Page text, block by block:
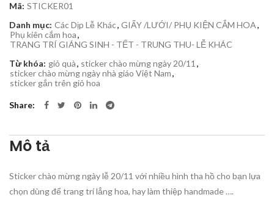
Mã: STICKER01
Danh mục: Các Dịp Lễ Khác, GIẤY /LƯỚI/ PHỤ KIỆN CẮM HOA,
Phụ kiên cắm hoa,
TRANG TRÍ GIÁNG SINH - TẾT - TRUNG THU- LỄ KHÁC
Từ khóa: giỏ quà, sticker chào mừng ngày 20/11 ,
sticker chào mừng ngày nhà giáo Việt Nam,
sticker gắn trên giỏ hoa
Share
Mô tả
Sticker chào mừng ngày lễ 20/11 với nhiều hình tha hồ cho bạn lựa
chọn dùng để trang trí lẳng hoa, hay làm thiệp handmade ….